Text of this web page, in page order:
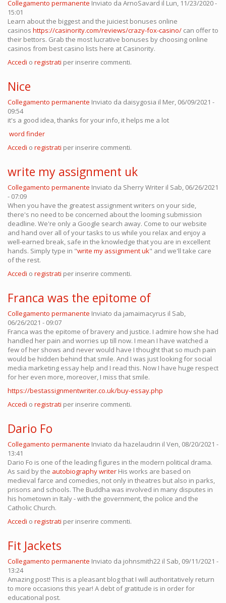
Collegamento permanente Inviato da ArnoSavard il Lun, 11/23/2020 -
15:01
Learn about the biggest and the juiciest bonuses online
casinos https://casinority.com/reviews/crazy-fox-casino/ can offer to
their bettors. Grab the most lucrative bonuses by choosing online
casinos from best casino lists here at Casinority.
Accedi o registrati per inserire commenti.
Nice
Collegamento permanente Inviato da daisygosia il Mer, 06/09/2021 -
09:54
it's a good idea, thanks for your info, it helps me a lot
word finder
Accedi o registrati per inserire commenti.
write my assignment uk
Collegamento permanente Inviato da Sherry Writer il Sab, 06/26/2021
- 07:09
When you have the greatest assignment writers on your side,
there's no need to be concerned about the looming submission
deadline. We're only a Google search away. Come to our website
and hand over all of your tasks to us while you relax and enjoy a
well-earned break, safe in the knowledge that you are in excellent
hands. Simply type in "write my assignment uk" and we'll take care
of the rest.
Accedi o registrati per inserire commenti.
Franca was the epitome of
Collegamento permanente Inviato da jamaimacyrus il Sab,
06/26/2021 - 09:07
Franca was the epitome of bravery and justice. I admire how she had
handled her pain and worries up till now. I mean I have watched a
few of her shows and never would have I thought that so much pain
would be hidden behind that smile. And I was just looking for social
media marketing essay help and I read this. Now I have huge respect
for her even more, moreover, I miss that smile.
https://bestassignmentwriter.co.uk/buy-essay.php
Accedi o registrati per inserire commenti.
Dario Fo
Collegamento permanente Inviato da hazelaudrin il Ven, 08/20/2021 -
13:41
Dario Fo is one of the leading figures in the modern political drama.
As said by the autobiography writer His works are based on
medieval farce and comedies, not only in theatres but also in parks,
prisons and schools. The Buddha was involved in many disputes in
his hometown in Italy - with the government, the police and the
Catholic Church.
Accedi o registrati per inserire commenti.
Fit Jackets
Collegamento permanente Inviato da johnsmith22 il Sab, 09/11/2021 -
13:24
Amazing post! This is a pleasant blog that I will authoritatively return
to more occasions this year! A debt of gratitude is in order for
educational post.